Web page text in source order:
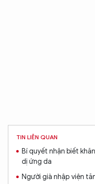
TIN LIÊN QUAN
Bí quyết nhận biết
dị ứng da
Người già nhập viện